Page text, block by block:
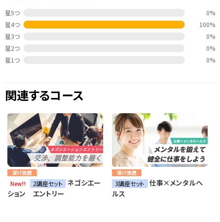
星5つ
0%
星4つ
100%
星3つ
0%
星2つ
0%
星1つ
0%
関連するコース
受け放題
New!! 2講座セット ネゴシエー
ション エントリー
受け放題
3講座セット 仕事×メンタルヘ
ルス